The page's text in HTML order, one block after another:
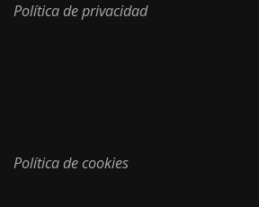
Política de privacidad
Política de cookies